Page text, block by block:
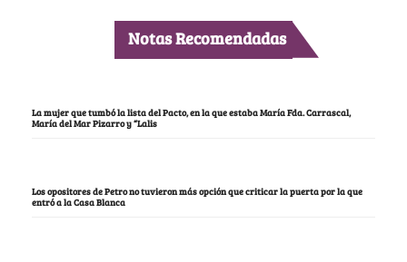
Notas Recomendadas
La mujer que tumbó la lista del Pacto, en la que estaba María Fda. Carrascal,
María del Mar Pizarro y “Lalis
Los opositores de Petro no tuvieron más opción que criticar la puerta por la que
entró a la Casa Blanca